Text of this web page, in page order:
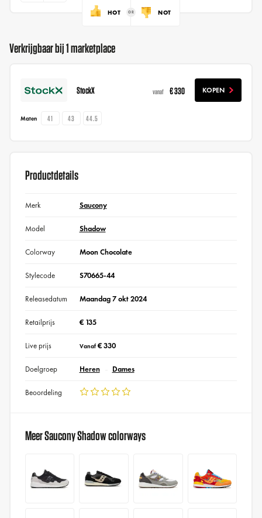
HOT NOT
Verkrijgbaar bij 1 marketplace
StockX vanaf € 330 KOPEN
Maten 41 43 44.5
Productdetails
Merk Saucony
Model Shadow
Colorway Moon Chocolate
Stylecode S70665-44
Releasedatum Maandag 7 okt 2024
Retailprijs € 135
Live prijs Vanaf€ 330
Doelgroep Heren Dames
Beoordeling
Meer Saucony Shadow colorways